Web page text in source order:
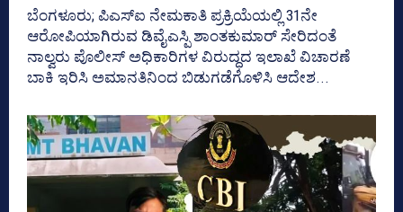
ಬೆಂಗಳೂರು; ಪಿಎಸ್‌ಐ ನೇಮಕಾತಿ ಪ್ರಕ್ರಿಯೆಯಲ್ಲಿ 31ನೇ
ಆರೋಪಿಯಾಗಿರುವ ಡಿವೈಎಸ್ಪಿ ಶಾಂತಕುಮಾರ್ ಸೇರಿದಂತೆ
ನಾಲ್ವರು ಪೊಲೀಸ್‌ ಅಧಿಕಾರಿಗಳ ವಿರುದ್ಧದ ಇಲಾಖೆ ವಿಚಾರಣೆ
ಬಾಕಿ ಇರಿಸಿ ಅಮಾನತಿನಿಂದ ಬಿಡುಗಡೆಗೊಳಿಸಿ ಆದೇಶ...